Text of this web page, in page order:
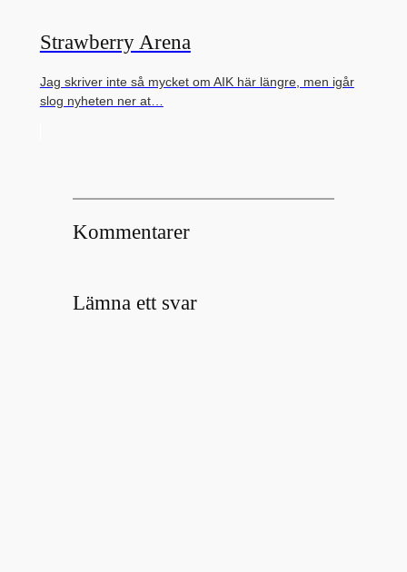
Strawberry Arena
Jag skriver inte så mycket om AIK här längre, men igår
slog nyheten ner at…
Kommentarer
Lämna ett svar